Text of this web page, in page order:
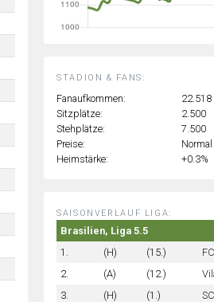
STADION & FANS:
Fanaufkommen:
22.518
Sitzplätze:
2.500
Stehplätze:
7.500
Preise:
Normal
Heimstärke:
+0.3%
SAISONVERLAUF LIGA:
Brasilien, Liga 5.5
1.
(H) (15.)
2.
(A) (12.)
3.
(H) (1.)